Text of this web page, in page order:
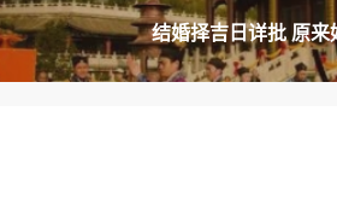
结婚择吉日详批 原